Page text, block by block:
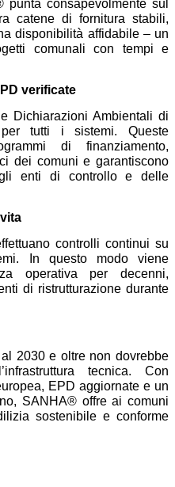
consapevolmente sul
catene di fornitura stabili,
disponibilità affidabile – un
comunali con tempi e
verificate
Dichiarazioni Ambientali di
per tutti i sistemi. Queste
di finanziamento,
dei comuni e garantiscono
enti di controllo e delle
controlli continui su
In questo modo viene
operativa per decenni,
di ristrutturazione durante
2030 e oltre non dovrebbe
tecnica. Con
EPD aggiornate e un
SANHA® offre ai comuni
sostenibile e conforme